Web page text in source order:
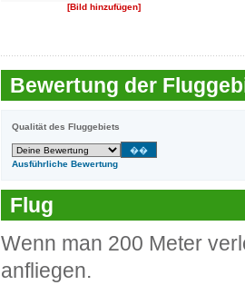
[Bild hinzufügen]
Bewertung der
Qualität des Fluggebiets
Ausführliche Bewertung
Flug
Wenn man 200 Meter
anfliegen.